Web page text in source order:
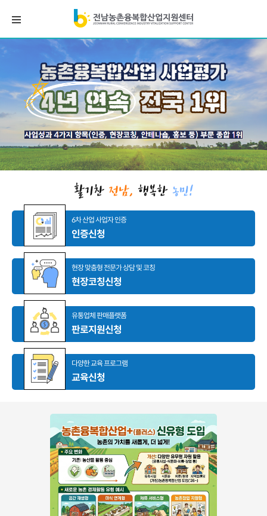
6차 산업 사업자 인증
인증신청
현장 맞춤형 전문가 상담 및 코칭
현장코칭신청
유통업체 판매플랫폼
판로지원신청
다양한 교육 프로그램
교육신청